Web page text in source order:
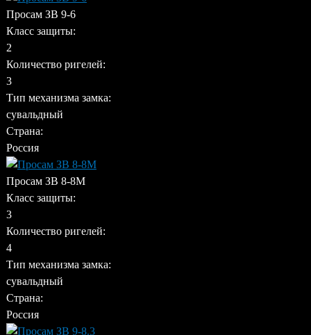
Просам ЗВ 9-6
Класс защиты:
2
Количество ригелей:
3
Тип механизма замка:
сувальдный
Страна:
Россия
Просам ЗВ 8-8М
Класс защиты:
3
Количество ригелей:
4
Тип механизма замка:
сувальдный
Страна:
Россия